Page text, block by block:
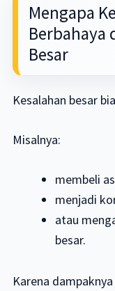
Mengapa
Berbahaya
Besar
Kesalahan besar
Misalnya:
membeli
menjadi
atau
besar.
Karena